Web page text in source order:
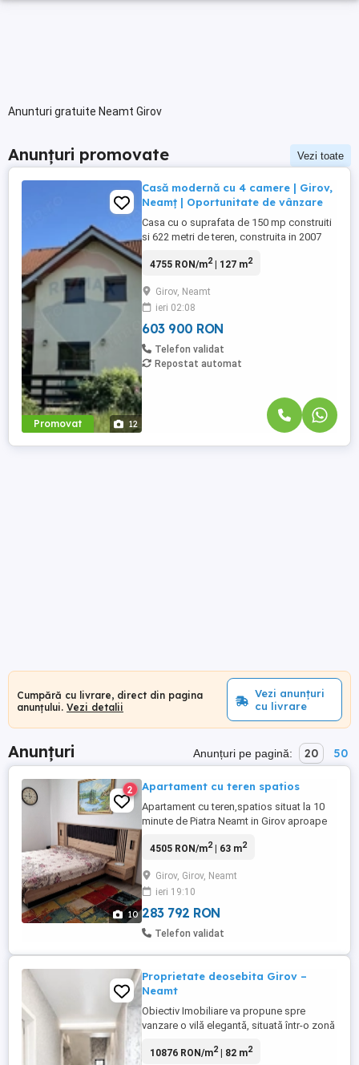
Anunturi gratuite Neamt Girov
Anunțuri promovate Vezi toate
Promovat 12
Casă modernă cu 4 camere | Girov,
Neamț | Oportunitate de vânzare
Casa cu o suprafata de 150 mp construiti
si 622 metri de teren, construita in 2007
living cu bucatarie, 2 bai, garaj si terasa
de Piatra Neamt.
4755 RON/m2| 127 m2
Girov, Neamt
ieri 02:08
603 900 RON
Telefon validat
Repostat automat
Cumpără cu livrare, direct din pagina
anunțului. Vezi detalii
Vezi anunțuri
cu livrare
Anunțuri Anunțuri pe pagină: 20 50
10
2 Apartament cu teren spatios
Apartament cu teren,spatios situat la 10
minute de Piatra Neamt in Girov aproape
rezidential construit in 201 6 din
confort.Camerele decomandate( peste 18
mp fiecare),,bucatarie spatioasa si
practica. Terasa generoasa pentru
4505 RON/m2| 63 m2
Girov, Girov, Neamt
ieri 19:10
283 792 RON
Telefon validat
Proprietate deosebita Girov –
Neamt
Obiectiv Imobiliare va propune spre
vanzare o vilă elegantă, situată într-o zonă
rafinamentul, fiind locul ideal pentru a crea
10876 RON/m2| 82 m2